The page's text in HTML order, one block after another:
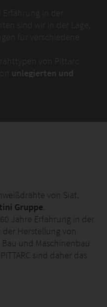
Erfahrung in der
sind wir in der Lage,
für verschiedene
von Pittarc
unlegierten und
bis zur
vom Bauwesen bis zur
zu nennen, in
eingesetzt werden.
ist in
(SAW)
können
ARC-Oberflächendrähte
Wahl, und
namens
Ummantelung und
von Siat,
Gruppe
Jahre Erfahrung in der
Herstellung von
und Maschinenbau
sind daher das